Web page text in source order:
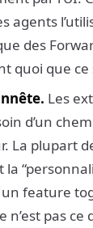
agents
des
quoi que
Les
d’un
La plupart
feature
n’est pas ce